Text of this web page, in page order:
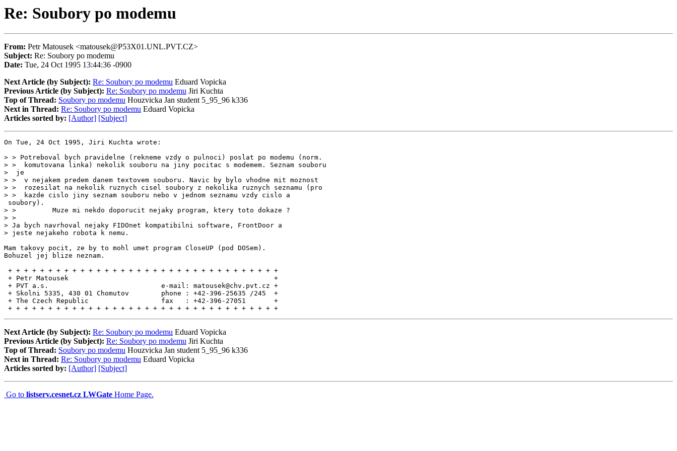
Re: Soubory po modemu
From: Petr Matousek <matousek@P53X01.UNL.PVT.CZ>
Subject: Re: Soubory po modemu
Date: Tue, 24 Oct 1995 13:44:36 -0900
Next Article (by Subject): Re: Soubory po modemu Eduard Vopicka
Previous Article (by Subject): Re: Soubory po modemu Jiri Kuchta
Top of Thread: Soubory po modemu Houzvicka Jan student 5_95_96 k336
Next in Thread: Re: Soubory po modemu Eduard Vopicka
Articles sorted by: [Author] [Subject]
On Tue, 24 Oct 1995, Jiri Kuchta wrote:
> > Potreboval bych pravidelne (rekneme vzdy o pulnoci) poslat po modemu (norm.
> >  komutovana linka) nekolik souboru na jiny pocitac s modemem. Seznam souboru
>  je
> >  v nejakem predem danem textovem souboru. Navic by bylo vhodne mit moznost
> >  rozesilat na nekolik ruznych cisel soubory z nekolika ruznych seznamu (pro
> >  kazde cislo jiny seznam souboru nebo v jednom seznamu vzdy cislo a
soubory).
> >         Muze mi nekdo doporucit nejaky program, ktery toto dokaze ?
> >
> Ja bych navrhoval nejaky FIDOnet kompatibilni software, FrontDoor a
> jeste nejakeho robota k nemu.
Mam takovy pocit, ze by to mohl umet program CloseUP (pod DOSem).
Bohuzel jej blize neznam.
+ + + + + + + + + + + + + + + + + + + + + + + + + + + + + + + + + +
+ Petr Matousek                                                   +
+ PVT a.s.                            e-mail: matousek@chv.pvt.cz +
+ Skolni 5335, 430 01 Chomutov        phone : +42-396-25635 /245  +
+ The Czech Republic                  fax   : +42-396-27051       +
+ + + + + + + + + + + + + + + + + + + + + + + + + + + + + + + + + +
Next Article (by Subject): Re: Soubory po modemu Eduard Vopicka
Previous Article (by Subject): Re: Soubory po modemu Jiri Kuchta
Top of Thread: Soubory po modemu Houzvicka Jan student 5_95_96 k336
Next in Thread: Re: Soubory po modemu Eduard Vopicka
Articles sorted by: [Author] [Subject]
Go to listserv.cesnet.cz LWGate Home Page.